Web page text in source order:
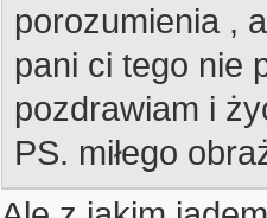
porozumienia ,
pani ci tego nie
pozdrawiam i
PS. miłego